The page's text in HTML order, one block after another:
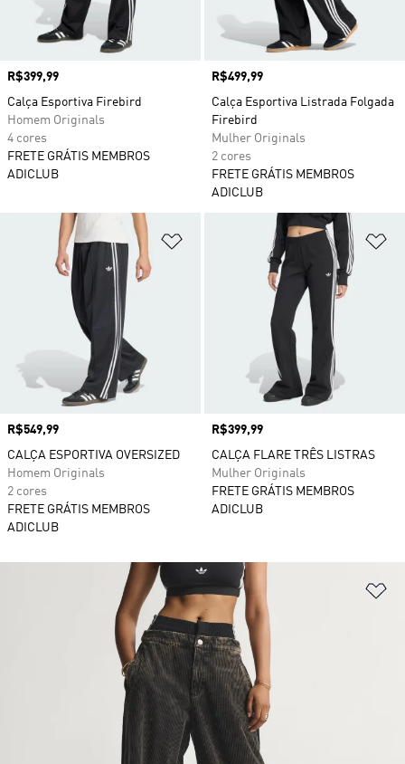
Preço
R$399,99
Calça Esportiva Firebird
Homem Originals
4 cores
FRETE GRÁTIS MEMBROS
ADICLUB
Preço
R$499,99
Calça Esportiva Listrada Folgada
Firebird
Mulher Originals
2 cores
FRETE GRÁTIS MEMBROS
ADICLUB
Adicionar à Lista de Desejos
Preço
R$549,99
CALÇA ESPORTIVA OVERSIZED
Homem Originals
2 cores
FRETE GRÁTIS MEMBROS
ADICLUB
Preço
R$399,99
CALÇA FLARE TRÊS LISTRAS
Mulher Originals
FRETE GRÁTIS MEMBROS
ADICLUB